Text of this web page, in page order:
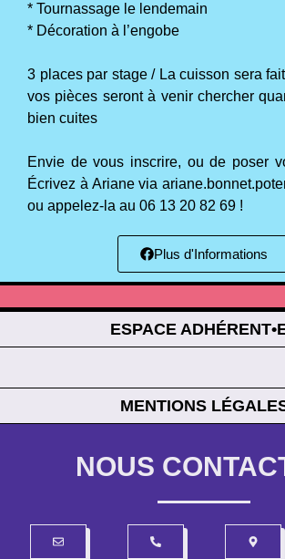
* Tournassage le lendemain
* Décoration à l’engobe
3 places par stage / La cuisson sera
vos pièces seront à venir chercher
bien cuites
Envie de vous inscrire, ou de poser
Écrivez à Ariane via
ou appelez-la au 06 13 20 82 69 !
Plus d'Informations
ESPACE
MENTIONS
NOUS